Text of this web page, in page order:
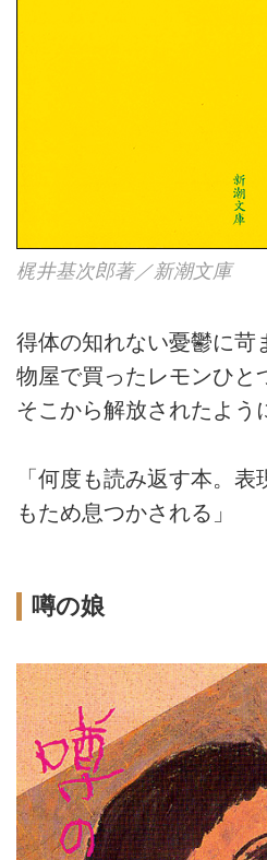
梶井基次郎著／新潮文庫
得体の知れない憂鬱に苛
物屋で買ったレモンひと
そこから解放されたよう
「何度も読み返す本。
もため息つかされる」
噂の娘